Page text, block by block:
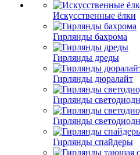
Искусственные ёлки
Гирлянды бахрома
Гирлянды дреды
Гирлянды дюралайт
Гирлянды
Гирлянды
Гирлянды спайдеры